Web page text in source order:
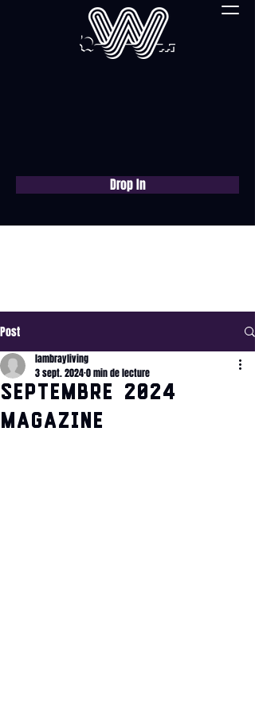
Drop In
Post
Septembre 2024
Magazine
lambrayliving
3 sept. 20240 min de lecture